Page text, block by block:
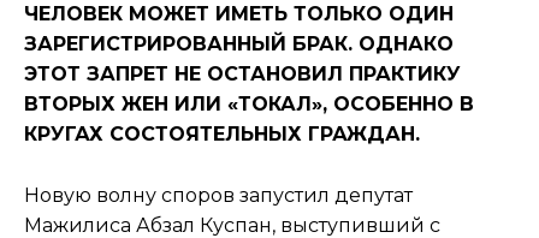
ЧЕЛОВЕК МОЖЕТ ИМЕТЬ ТОЛЬКО ОДИН
ЗАРЕГИСТРИРОВАННЫЙ БРАК. ОДНАКО
ЭТОТ ЗАПРЕТ НЕ ОСТАНОВИЛ ПРАКТИКУ
ВТОРЫХ ЖЕН ИЛИ «ТОКАЛ», ОСОБЕННО В
КРУГАХ СОСТОЯТЕЛЬНЫХ ГРАЖДАН.
Новую волну споров запустил депутат
Мажилиса Абзал Куспан, выступивший с